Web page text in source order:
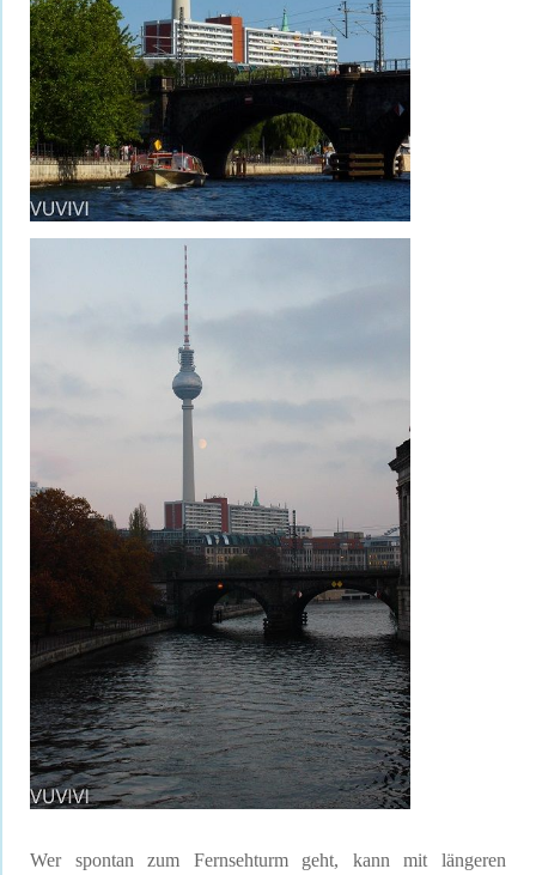
Wer spontan zum Fernsehturm geht, kann mit längeren